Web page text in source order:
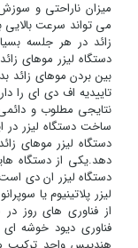
میزان ناراحتی و
می تواند سرعت
زائد در هر جلسه
دستگاه لیزر موهای
بین بردن موهای زائد
تاییدیه اف دی ای را
نتایجی مطلوب و دائمی
ساخت دستگاه لیزر
دستگاه لیزر موهای
دهد.یکی از دستگاه
دستگاه لیزر ان دی
لیزر پلاتینیوم یا
از فناوری های روز
فناوری دیود خوشه